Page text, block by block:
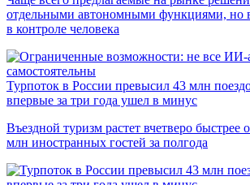
отдельными автономными функциями, но
в контроле человека
Турпоток в России превысил 43 млн
впервые за три года ушел в минус
Въездной туризм растет вчетверо быстрее
млн иностранных гостей за полгода